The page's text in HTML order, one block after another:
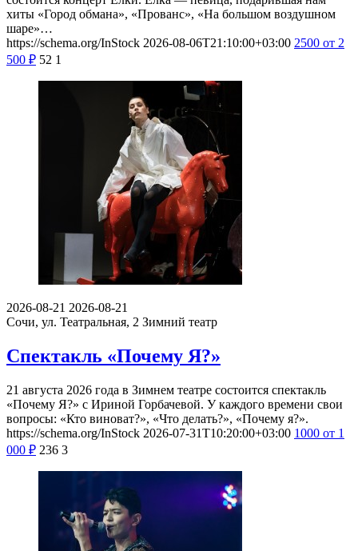
хиты «Город обмана», «Прованс», «На большом воздушном
шаре»…
https://schema.org/InStock 2026-08-06T21:10:00+03:00 2500 от 2
500 ₽ 52 1
2026-08-21 2026-08-21
Сочи, ул. Театральная, 2 Зимний театр
Спектакль «Почему Я?»
21 августа 2026 года в Зимнем театре состоится спектакль
«Почему Я?» с Ириной Горбачевой. У каждого времени свои
вопросы: «Кто виноват?», «Что делать?», «Почему я?».
https://schema.org/InStock 2026-07-31T10:20:00+03:00 1000 от 1
000 ₽ 236 3